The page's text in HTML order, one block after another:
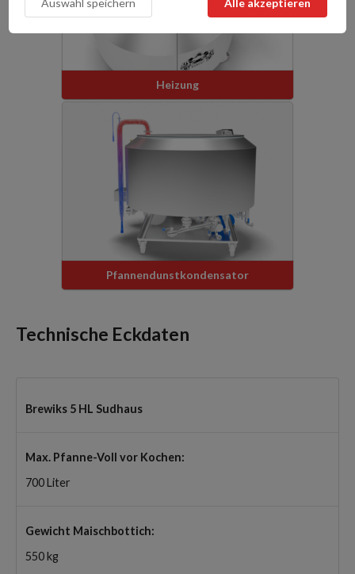
Heizung
Pfannendunstkondensator
Technische Eckdaten
Brewiks 5 HL Sudhaus
Max. Pfanne-Voll vor Kochen:
700 Liter
Gewicht Maischbottich:
550 kg